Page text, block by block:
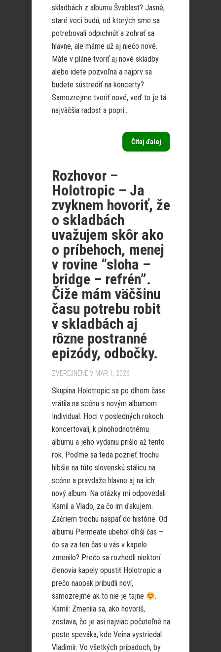
skladbách z albumu Švablast? Jasné,
staré veci budú, od ktorých sme sa
potrebovali odpichnúť a zohrať sa
hlavne, ale máme už aj niečo nové.
Máte v pláne tvoriť aj nové skladby
alebo idete pozvoľna a najprv sa
budete sústrediť na koncerty?
Samozrejme tvoriť nové, veď to je tá
najväčšia radosť a popri...
Čítaj ďalej
Rozhovor –
Holotropic – Ja
zvyknem hovoriť, že
o skladbách
uvažujem skôr ako
o príbehoch, menej
v rovine “sloha –
bridge – refrén”.
Čiže mám väčšinu
času potrebu robit
v skladbách aj
rôzne postranné
epizódy, odbočky.
ZVEREJNENÉ V MAR 1, 2026
Skupina Holotropic sa po dlhom čase
vrátila na scénu s novým albumom
Individual. Hoci v posledných rokoch
koncertovali, k plnohodnotnému
albumu a jeho vydaniu prišlo až tento
rok. Poďme sa teda pozrieť trochu
hlbšie na túto slovenskú stálicu na
scéne a pravdaže hlavne aj na ich
nový album. Na otázky mi odpovedali
Kamil a Vlado, za čo im ďakujem.
Začriem trochu naspäť do histórie. Od
albumu Permeate ubehol dlhší čas –
čo sa za ten čas u vás v kapele
zmenilo? Prečo sa rozhodli niektorí
členovia kapely opustiť Holotropic a
prečo naopak pribudli noví,
samozrejme ak to nie je tajne
.
Kamil: Zmenila sa, ako hovoríš,
zostava, čo je asi najviac počuteľné na
poste speváka, kde Veina vystriedal
Vladimír. Vo všetkých prípadoch, by